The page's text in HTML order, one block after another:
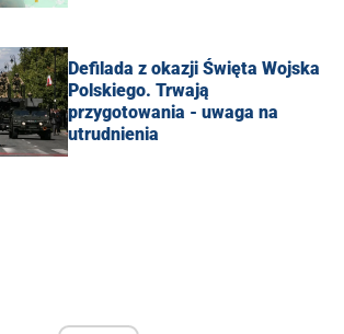
Defilada z okazji Święta Wojska
Polskiego. Trwają
przygotowania - uwaga na
utrudnienia